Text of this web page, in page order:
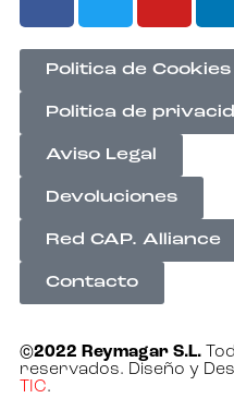
Politica de Cookies
Politica de
Aviso Legal
Devoluciones
Red CAP. Alliance
Contacto
©2022 Reymagar S.L.
reservados. Diseño y
TIC.